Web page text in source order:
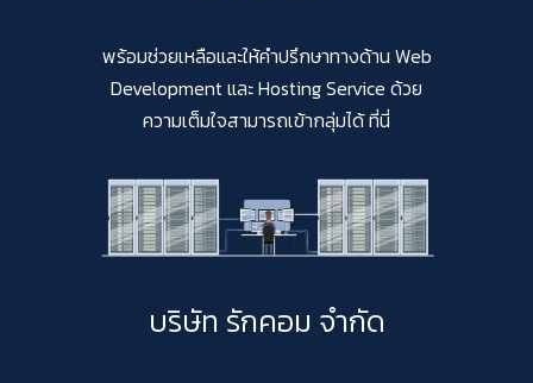
พร้อมช่วยเหลือและให้คำปรึกษาทางด้าน Web
Development และ Hosting Service ด้วย
ความเต็มใจสามารถเข้ากลุ่มได้ ที่นี่
บริษัท รักคอม จำกัด